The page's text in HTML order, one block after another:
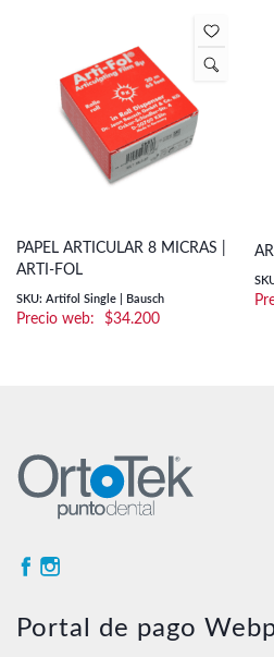
PAPEL ARTICULAR 8 MICRAS |
ARTI-FOL
SKU: Artifol Single | Bausch
$34.200
Portal de pago